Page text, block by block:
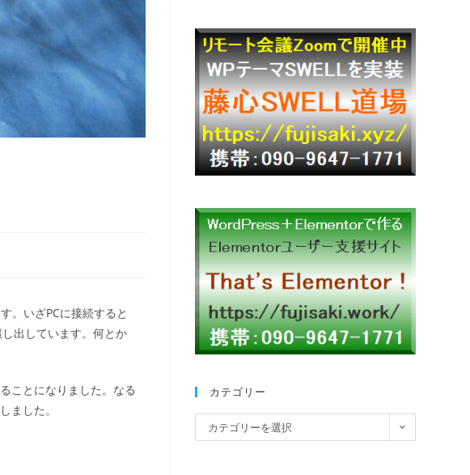
。いざPCに接続すると
出しています。何とか
ことになりました。なる
ました。
カテゴリー
カテゴリーを選択